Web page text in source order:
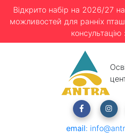
Відкрито набір на 2026/27
можливостей для ранніх
консультацію
email: